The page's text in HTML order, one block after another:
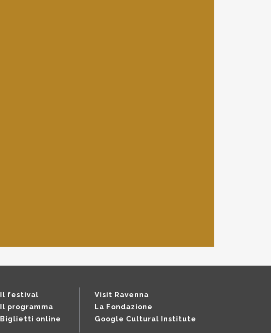
Il festival
Il programma
Biglietti online
Visit Ravenna
La Fondazione
Google Cultural Institute